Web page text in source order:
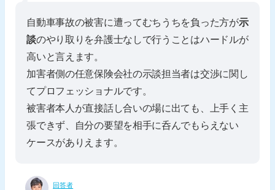
自動車事故の被害に遭ってむちうちを負った方が示
談のやり取りを弁護士なしで行うことはハードルが
高いと言えます。
加害者側の任意保険会社の示談担当者は交渉に関し
てプロフェッショナルです。
被害者本人が直接話し合いの場に出ても、上手く主
張できず、自分の要望を相手に呑んでもらえない
ケースがありえます。
回答者